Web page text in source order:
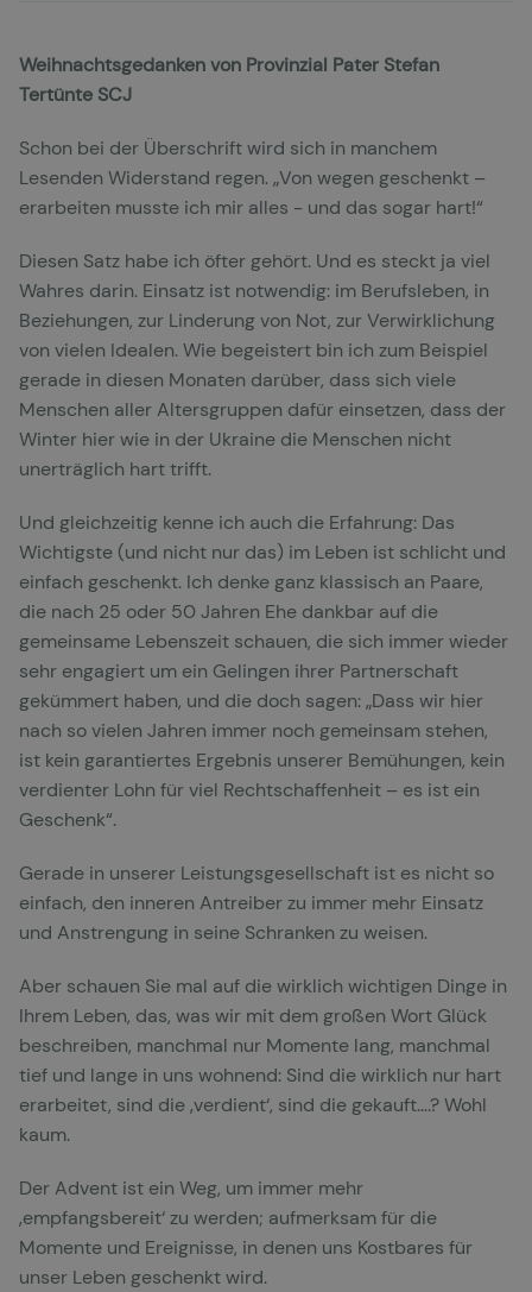
Weihnachtsgedanken von Provinzial Pater Stefan
Tertünte SCJ
Schon bei der Überschrift wird sich in manchem
Lesenden Widerstand regen. „Von wegen geschenkt –
erarbeiten musste ich mir alles - und das sogar hart!“
Diesen Satz habe ich öfter gehört. Und es steckt ja viel
Wahres darin. Einsatz ist notwendig: im Berufsleben, in
Beziehungen, zur Linderung von Not, zur Verwirklichung
von vielen Idealen. Wie begeistert bin ich zum Beispiel
gerade in diesen Monaten darüber, dass sich viele
Menschen aller Altersgruppen dafür einsetzen, dass der
Winter hier wie in der Ukraine die Menschen nicht
unerträglich hart trifft.
Und gleichzeitig kenne ich auch die Erfahrung: Das
Wichtigste (und nicht nur das) im Leben ist schlicht und
einfach geschenkt. Ich denke ganz klassisch an Paare,
die nach 25 oder 50 Jahren Ehe dankbar auf die
gemeinsame Lebenszeit schauen, die sich immer wieder
sehr engagiert um ein Gelingen ihrer Partnerschaft
gekümmert haben, und die doch sagen: „Dass wir hier
nach so vielen Jahren immer noch gemeinsam stehen,
ist kein garantiertes Ergebnis unserer Bemühungen, kein
verdienter Lohn für viel Rechtschaffenheit – es ist ein
Geschenk“.
Gerade in unserer Leistungsgesellschaft ist es nicht so
einfach, den inneren Antreiber zu immer mehr Einsatz
und Anstrengung in seine Schranken zu weisen.
Aber schauen Sie mal auf die wirklich wichtigen Dinge in
Ihrem Leben, das, was wir mit dem großen Wort Glück
beschreiben, manchmal nur Momente lang, manchmal
tief und lange in uns wohnend: Sind die wirklich nur hart
erarbeitet, sind die ‚verdient‘, sind die gekauft….? Wohl
kaum.
Der Advent ist ein Weg, um immer mehr
‚empfangsbereit‘ zu werden; aufmerksam für die
Momente und Ereignisse, in denen uns Kostbares für
unser Leben geschenkt wird.